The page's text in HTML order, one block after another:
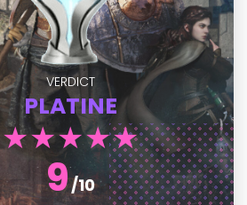
VERDICT
PLATINE
★★★★★
9/10